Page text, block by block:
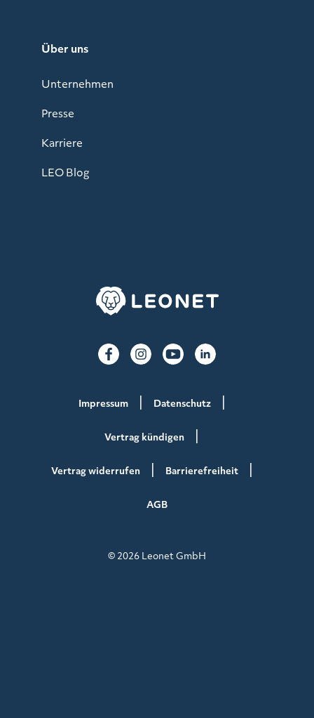
Über uns
Unternehmen
Presse
Karriere
LEO Blog
Impressum Datenschutz
Vertrag kündigen
Vertrag widerrufen Barrierefreiheit
AGB
© 2026 Leonet GmbH